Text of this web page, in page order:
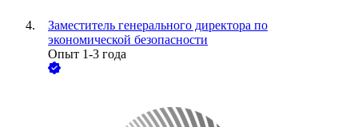
Заместитель генерального директора по
экономической безопасности
Опыт 1-3 года